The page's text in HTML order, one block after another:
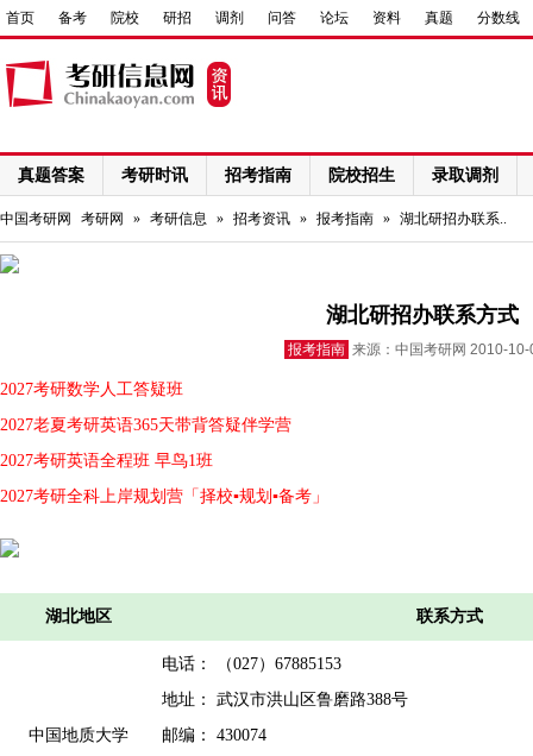
首页 备考 院校 研招 调剂 问答 论坛 资料 真题 分数线
真题答案 考研时讯 招考指南 院校招生 录取调剂
网络课程
中国考研网 考研网 » 考研信息 » 招考资讯 » 报考指南 » 湖北研招办联系..
湖北研招办联系方式
报考指南 来源：中国考研网 2010-
2027考研数学人工答疑班
2027老夏考研英语365天带背答疑伴学营
2027考研英语全程班 早鸟1班
2027考研全科上岸规划营「择校▪规划▪备考」
湖北地区 联系方式
中国地质大学
电话： （027）67885153
地址： 武汉市洪山区鲁磨路388号
邮编： 430074